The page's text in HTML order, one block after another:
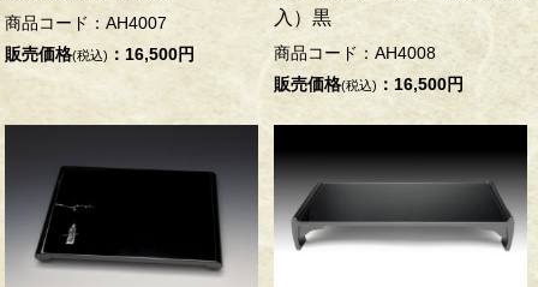
商品コード：AH4007
販売価格(税込) ：16,500円
入）黒
商品コード：AH4008
販売価格(税込) ：16,500円